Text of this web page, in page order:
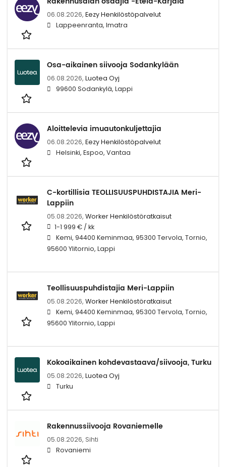
06.08.2026, Eezy Henkilöstöpalvelut
Lappeenranta, Imatra
Osa-aikainen siivooja Sodankylään
06.08.2026, Luotea Oyj
99600 Sodankylä, Lappi
Aloittelevia imuautonkuljettajia
06.08.2026, Eezy Henkilöstöpalvelut
Helsinki, Espoo, Vantaa
C-kortillisia TEOLLISUUSPUHDISTAJIA Meri-
Lappiin
05.08.2026, Worker Henkilöstöratkaisut
1-1 999 € / kk
Kemi, 94400 Keminmaa, 95300 Tervola, Tornio,
95600 Ylitornio, Lappi
Teollisuuspuhdistajia Meri-Lappiin
05.08.2026, Worker Henkilöstöratkaisut
Kemi, 94400 Keminmaa, 95300 Tervola, Tornio,
95600 Ylitornio, Lappi
Kokoaikainen kohdevastaava/siivooja, Turku
05.08.2026, Luotea Oyj
Turku
Rakennussiivooja Rovaniemelle
05.08.2026, Sihti
Rovaniemi